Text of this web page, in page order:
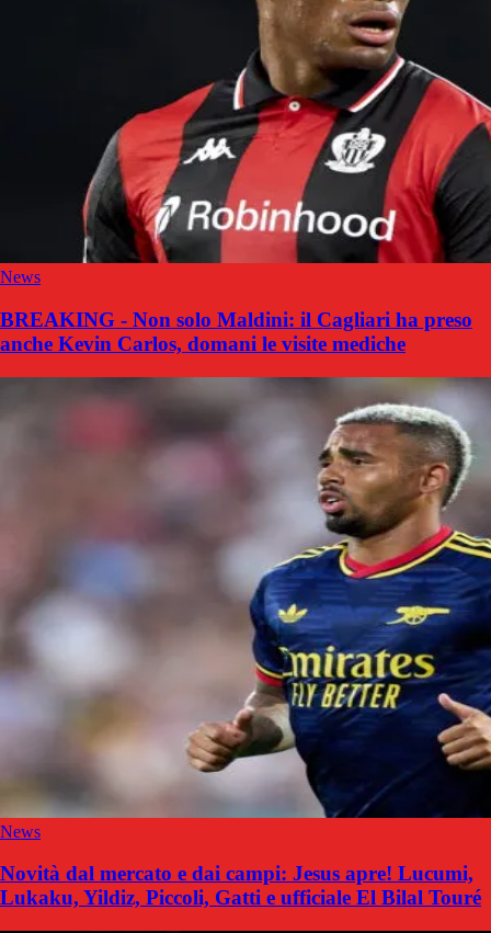
News
BREAKING - Non solo Maldini: il Cagliari ha preso
anche Kevin Carlos, domani le visite mediche
News
Novità dal mercato e dai campi: Jesus apre! Lucumi,
Lukaku, Yildiz, Piccoli, Gatti e ufficiale El Bilal Touré